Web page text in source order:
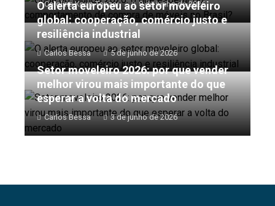
Caroline Knup Tonzar 8 de junho de 2026
O alerta europeu ao setor moveleiro
global: cooperação, comércio justo e
resiliência industrial
Carlos Bessa 5 de junho de 2026
Setor moveleiro 2026: por que vender
melhor virou mais importante do que
esperar a volta do mercado
Carlos Bessa 3 de junho de 2026